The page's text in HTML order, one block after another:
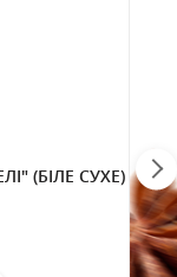
(БІЛЕ СУХЕ)